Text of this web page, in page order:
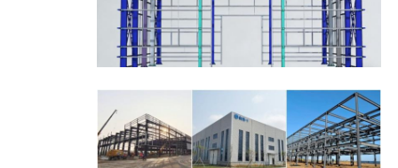
کارگاه سازه های فولادی
انبار ساختارهای فولادی
ساختمان فولادی